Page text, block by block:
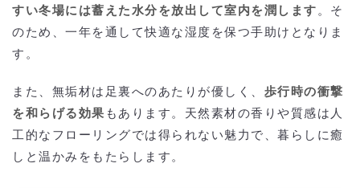
すい冬場には蓄えた水分を放出して室内を潤します 。そ
のため、一年を通して快適な湿度を保つ手助けとなりま
す。
また、無垢材は足裏へのあたりが優しく、 歩行時の衝撃
を和らげる効果 もあります。天然素材の香りや質感は人
工的なフローリングでは得られない魅力で、暮らしに癒
しと温かみをもたらします。